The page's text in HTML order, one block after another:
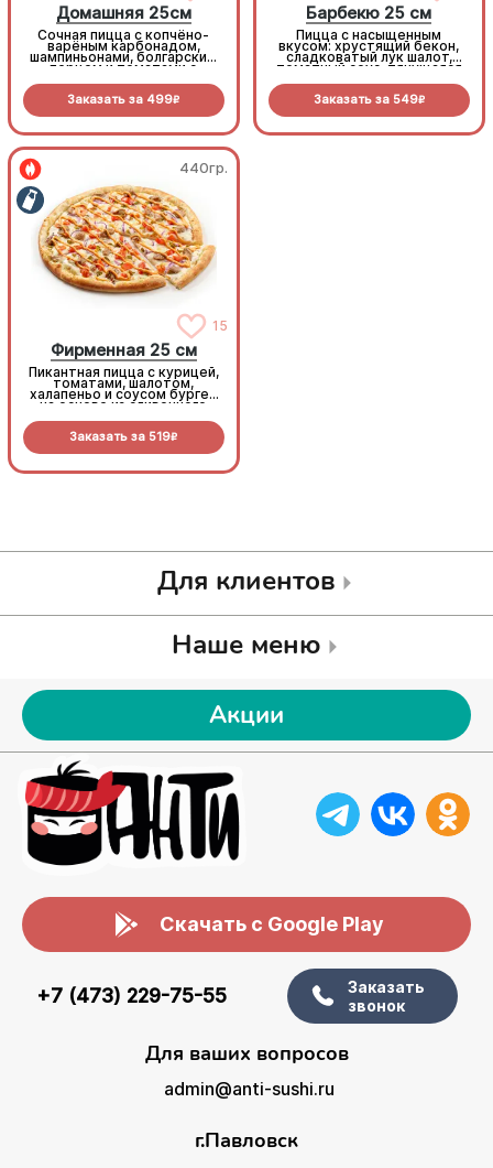
Домашняя 25см
Сочная пицца с копчёно-
варёным карбонадом,
шампиньонами, болгарским
перцем и томатами с
Заказать за 499R
Барбекю 25 см
Пицца с насыщенным
вкусом: хрустящий бекон,
сладковатый лук шалот,
томатный соус, тянущаяся
прянный соус барбекю.
Заказать за 549R
440гр.
15
Фирменная 25 см
Пикантная пицца с курицей,
томатами, шалотом,
халапеньо и соусом бургер
на основе из сливочного
Заказать за 519R
Для клиентов
Наше меню
Акции
Скачать с Google Play
+7 (473) 229-75-55
Заказать
звонок
Для ваших вопросов
admin@anti-sushi.ru
г.Павловск